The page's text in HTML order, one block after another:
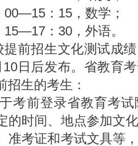
00—15：15，数学；
15—17：30，外语。
提前招生文化测试成
日后发布。省教育
招生的考生：
考前登录省教育考
的时间、地点参加文
准考证和考试文具等